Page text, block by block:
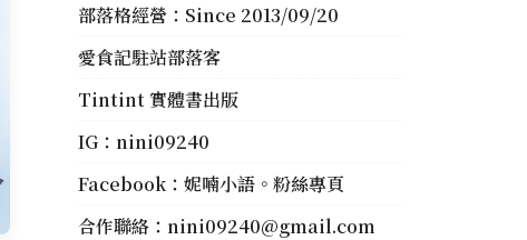
部落格經營：Since 2013/09/20
愛食記駐站部落客
Tintint 實體書出版
IG：nini09240
Facebook：妮喃小語。粉絲專頁
合作聯絡：nini09240@gmail.com